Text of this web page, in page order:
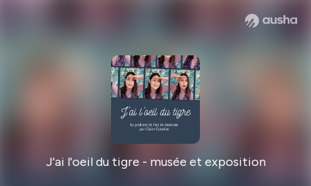
J'ai l'oeil du tigre - musée et exposition